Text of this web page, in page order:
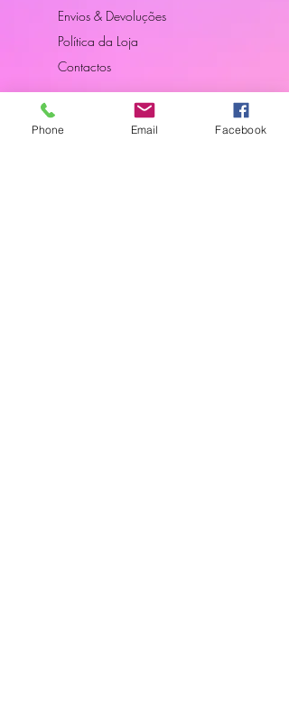
Envios & Devoluções
Política da Loja
Contactos
Horário
Phone Email Facebook